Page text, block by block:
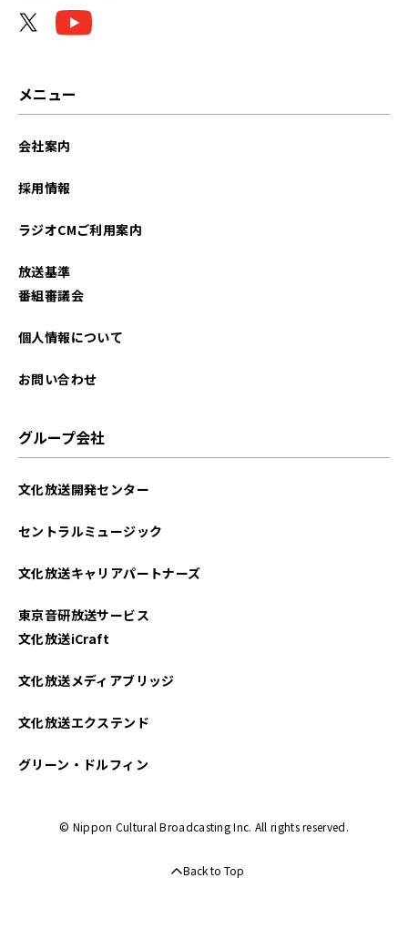
メニュー
会社案内
採用情報
ラジオCMご利用案内
放送基準
番組審議会
個人情報について
お問い合わせ
グループ会社
文化放送開発センター
セントラルミュージック
文化放送キャリアパートナーズ
東京音研放送サービス
文化放送iCraft
文化放送メディアブリッジ
文化放送エクステンド
グリーン・ドルフィン
© Nippon Cultural Broadcasting Inc. All rights reserved.
Back to Top